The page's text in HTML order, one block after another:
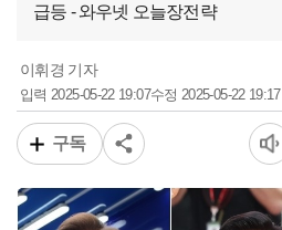
급등 - 와우넷 오늘장전략
이휘경 기자
입력2025-05-22 19:07수정 2025-05-22 19:17
구독